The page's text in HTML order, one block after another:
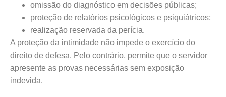
omissão do diagnóstico em decisões públicas;
proteção de relatórios psicológicos e psiquiátricos;
realização reservada da perícia.
A proteção da intimidade não impede o exercício do
direito de defesa. Pelo contrário, permite que o servidor
apresente as provas necessárias sem exposição
indevida.